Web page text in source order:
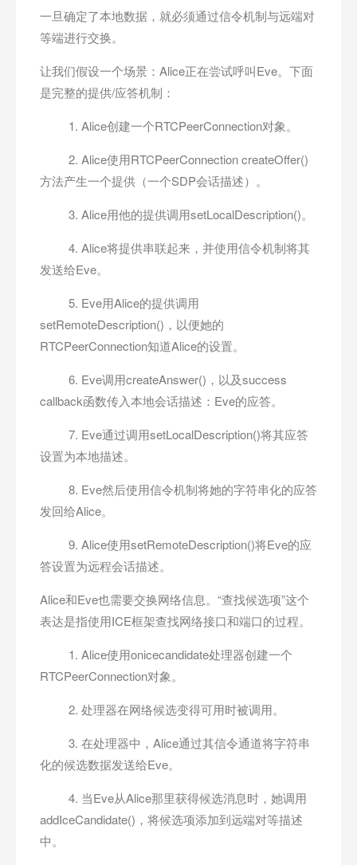
一旦确定了本地数据，就必须通过信令机制与远端对
等端进行交换。
让我们假设一个场景：Alice正在尝试呼叫Eve。下面
是完整的提供/应答机制：
1. Alice创建一个RTCPeerConnection对象。
2. Alice使用RTCPeerConnection createOffer()
方法产生一个提供（一个SDP会话描述）。
3. Alice用他的提供调用setLocalDescription()。
4. Alice将提供串联起来，并使用信令机制将其
发送给Eve。
5. Eve用Alice的提供调用
setRemoteDescription()，以便她的
RTCPeerConnection知道Alice的设置。
6. Eve调用createAnswer()，以及success
callback函数传入本地会话描述：Eve的应答。
7. Eve通过调用setLocalDescription()将其应答
设置为本地描述。
8. Eve然后使用信令机制将她的字符串化的应答
发回给Alice。
9. Alice使用setRemoteDescription()将Eve的应
答设置为远程会话描述。
Alice和Eve也需要交换网络信息。“查找候选项”这个
表达是指使用ICE框架查找网络接口和端口的过程。
1. Alice使用onicecandidate处理器创建一个
RTCPeerConnection对象。
2. 处理器在网络候选变得可用时被调用。
3. 在处理器中，Alice通过其信令通道将字符串
化的候选数据发送给Eve。
4. 当Eve从Alice那里获得候选消息时，她调用
addIceCandidate()，将候选项添加到远端对等描述
中。